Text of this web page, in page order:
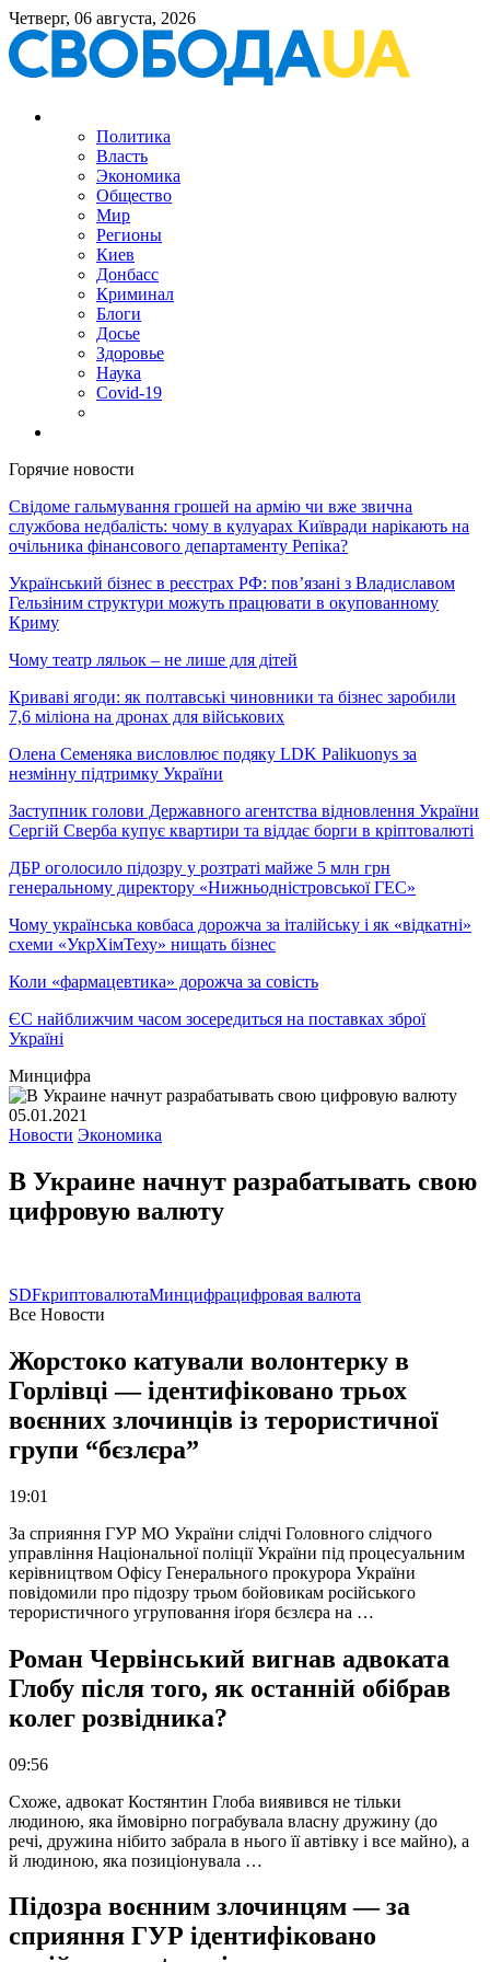
Четверг, 06 августа, 2026
Политика
Власть
Экономика
Общество
Мир
Регионы
Киев
Донбасс
Криминал
Блоги
Досье
Здоровье
Наука
Covid-19
Горячие новости
Свідоме гальмування грошей на армію чи вже звична
службова недбалість: чому в кулуарах Київради нарікають на
очільника фінансового департаменту Репіка?
Український бізнес в реєстрах РФ: пов’язані з Владиславом
Гельзіним структури можуть працювати в окупованному
Криму
Чому театр ляльок – не лише для дітей
Криваві ягоди: як полтавські чиновники та бізнес заробили
7,6 міліона на дронах для військових
Олена Семеняка висловлює подяку LDK Palikuonys за
незмінну підтримку України
Заступник голови Державного агентства відновлення України
Сергій Сверба купує квартири та віддає борги в кріптовалюті
ДБР оголосило підозру у розтраті майже 5 млн грн
генеральному директору «Нижньодністровської ГЕС»
Чому українська ковбаса дорожча за італійську і як «відкатні»
схеми «УкрХімТеху» нищать бізнес
Коли «фармацевтика» дорожча за совість
ЄС найближчим часом зосередиться на поставках зброї
Україні
Минцифра
05.01.2021
Новости Экономика
В Украине начнут разрабатывать свою
цифровую валюту
SDFкриптовалютаМинцифрацифровая валюта
Все Новости
Жорстоко катували волонтерку в
Горлівці — ідентифіковано трьох
воєнних злочинців із терористичної
групи “бєзлєра”
19:01
За сприяння ГУР МО України слідчі Головного слідчого
управління Національної поліції України під процесуальним
керівництвом Офісу Генерального прокурора України
повідомили про підозру трьом бойовикам російського
терористичного угруповання іґоря бєзлєра на …
Роман Червінський вигнав адвоката
Глобу після того, як останній обібрав
колег розвідника?
09:56
Схоже, адвокат Костянтин Глоба виявився не тільки
людиною, яка ймовірно пограбувала власну дружину (до
речі, дружина нібито забрала в нього її автівку і все майно), а
й людиною, яка позиціонувала …
Підозра воєнним злочинцям — за
сприяння ГУР ідентифіковано